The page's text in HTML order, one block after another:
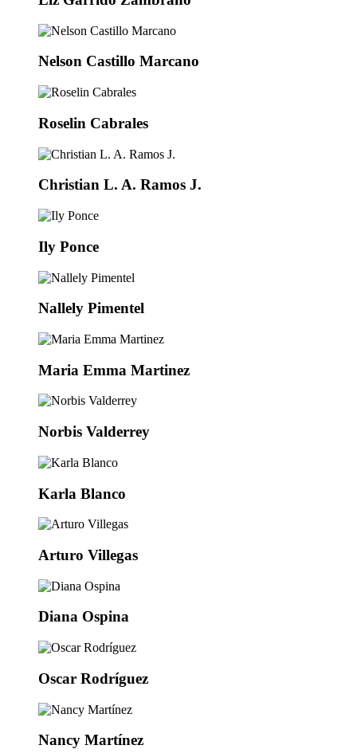
Nelson Castillo Marcano
Roselin Cabrales
Christian L. A. Ramos J.
Ily Ponce
Nallely Pimentel
Maria Emma Martinez
Norbis Valderrey
Karla Blanco
Arturo Villegas
Diana Ospina
Oscar Rodríguez
Nancy Martínez